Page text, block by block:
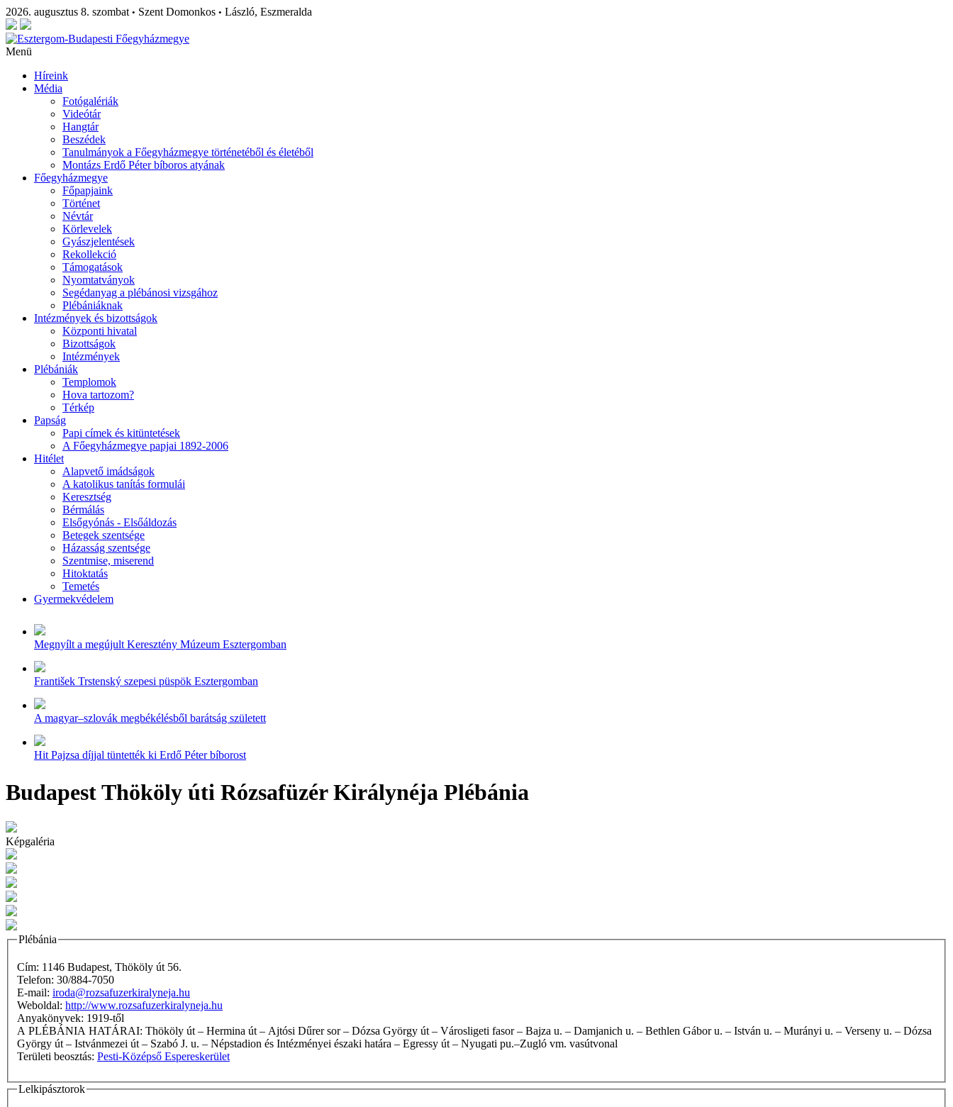
2026. augusztus 8. szombat • Szent Domonkos • László, Eszmeralda
Menü
Híreink
Média
Fotógalériák
Videótár
Hangtár
Beszédek
Tanulmányok a Főegyházmegye történetéből és életéből
Montázs Erdő Péter bíboros atyának
Főegyházmegye
Főpapjaink
Történet
Névtár
Körlevelek
Gyászjelentések
Rekollekció
Támogatások
Nyomtatványok
Segédanyag a plébánosi vizsgához
Plébániáknak
Intézmények és bizottságok
Központi hivatal
Bizottságok
Intézmények
Plébániák
Templomok
Hova tartozom?
Térkép
Papság
Papi címek és kitüntetések
A Főegyházmegye papjai 1892-2006
Hitélet
Alapvető imádságok
A katolikus tanítás formulái
Keresztség
Bérmálás
Elsőgyónás - Elsőáldozás
Betegek szentsége
Házasság szentsége
Szentmise, miserend
Hitoktatás
Temetés
Gyermekvédelem
Megnyílt a megújult Keresztény Múzeum Esztergomban
František Trstenský szepesi püspök Esztergomban
A magyar–szlovák megbékélésből barátság született
Hit Pajzsa díjjal tüntették ki Erdő Péter bíborost
Budapest Thököly úti Rózsafüzér Királynéja Plébánia
Képgaléria
Plébánia
Cím: 1146 Budapest, Thököly út 56.
Telefon: 30/884-7050
E-mail: iroda@rozsafuzerkiralyneja.hu
Weboldal: http://www.rozsafuzerkiralyneja.hu
Anyakönyvek: 1919-től
A PLÉBÁNIA HATÁRAI: Thököly út – Hermina út – Ajtósi Dűrer sor – Dózsa György út – Városligeti fasor – Bajza u. – Damjanich u. – Bethlen Gábor u. – István u. – Murányi u. – Verseny u. – Dózsa
György út – Istvánmezei út – Szabó J. u. – Népstadion és Intézményei északi határa – Egressy út – Nyugati pu.–Zugló vm. vasútvonal
Területi beosztás: Pesti-Középső Espereskerület
Lelkipásztorok